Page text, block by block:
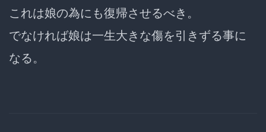
これは娘の為にも復帰させるべき。
でなければ娘は一生大きな傷を引きずる事に
なる。